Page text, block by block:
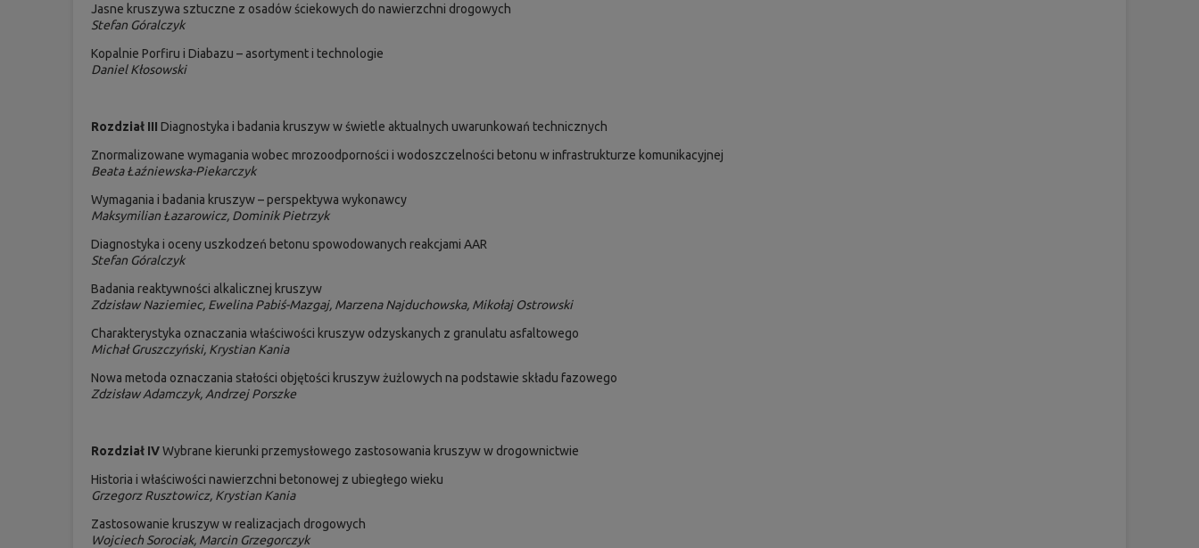
Jasne kruszywa sztuczne z osadów ściekowych do nawierzchni drogowych
Stefan Góralczyk
Kopalnie Porfiru i Diabazu – asortyment i technologie
Daniel Kłosowski
Rozdział IIIDiagnostyka i badania kruszyw w świetle aktualnych uwarunkowań technicznych
Znormalizowane wymagania wobec mrozoodporności i wodoszczelności betonu w infrastrukturze komunikacyjnej
Beata Łaźniewska-Piekarczyk
Wymagania i badania kruszyw – perspektywa wykonawcy
Maksymilian Łazarowicz, Dominik Pietrzyk
Diagnostyka i oceny uszkodzeń betonu spowodowanych reakcjami AAR
Stefan Góralczyk
Badania reaktywności alkalicznej kruszyw
Zdzisław Naziemiec, Ewelina Pabiś-Mazgaj, Marzena Najduchowska, Mikołaj Ostrowski
Charakterystyka oznaczania właściwości kruszyw odzyskanych z granulatu asfaltowego
Michał Gruszczyński, Krystian Kania
Nowa metoda oznaczania stałości objętości kruszyw żużlowych na podstawie składu fazowego
Zdzisław Adamczyk, Andrzej Porszke
Rozdział IVWybrane kierunki przemysłowego zastosowania kruszyw w drogownictwie
Historia i właściwości nawierzchni betonowej z ubiegłego wieku
Grzegorz Rusztowicz, Krystian Kania
Zastosowanie kruszyw w realizacjach drogowych
Wojciech Sorociak, Marcin Grzegorczyk